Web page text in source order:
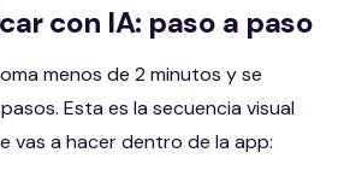
con IA: paso a paso
menos de 2 minutos y se
Esta es la secuencia visual
vas a hacer dentro de la app: